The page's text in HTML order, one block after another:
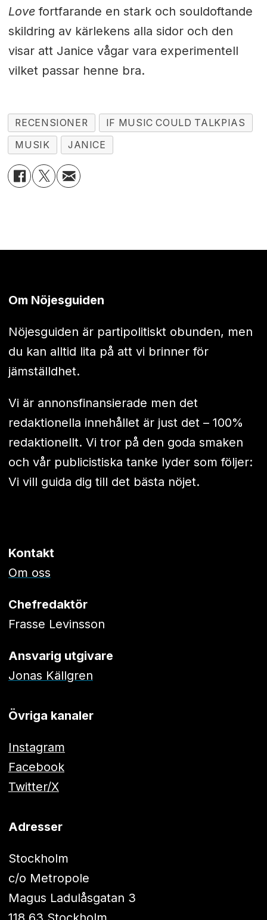
Lovefortfarande en stark och souldoftande
skildring av kärlekens alla sidor och den
visar att Janice vågar vara experimentell
vilket passar henne bra.
RECENSIONER
IF MUSIC COULD TALKPIAS
MUSIK
JANICE
Om Nöjesguiden
Nöjesguiden är partipolitiskt obunden, men
du kan alltid lita på att vi brinner för
jämställdhet.
Vi är annonsfinansierade men det
redaktionella innehållet är just det – 100%
redaktionellt. Vi tror på den goda smaken
och vår publicistiska tanke lyder som följer:
Vi vill guida dig till det bästa nöjet.
Kontakt
Om oss
Chefredaktör
Frasse Levinsson
Ansvarig utgivare
Jonas Källgren
Övriga kanaler
Instagram
Facebook
Twitter/X
Adresser
Stockholm
c/o Metropole
Magus Ladulåsgatan 3